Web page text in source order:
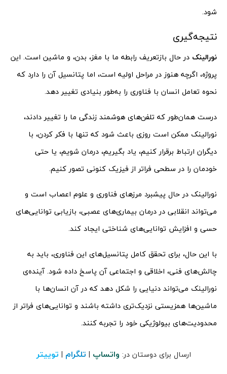
شود.
نتیجه‌گیری
نورالینک در حال بازتعریف رابطه ما با مغز، بدن، و ماشین است. این
پروژه، اگرچه هنوز در مراحل اولیه است، اما پتانسیل آن را دارد که
نحوه تعامل انسان با فناوری را به‌طور بنیادی تغییر دهد.
درست همان‌طور که تلفن‌های هوشمند زندگی ما را تغییر دادند،
نورالینک ممکن است روزی باعث شود که تنها با فکر کردن، با
دیگران ارتباط برقرار کنیم، یاد بگیریم، درمان شویم، یا حتی
خودمان را در سطحی فراتر از فیزیک کنونی تصور کنیم.
نورالینک در حال پیشبرد مرزهای فناوری و علوم اعصاب است و
می‌تواند انقلابی در درمان بیماری‌های عصبی، بازیابی توانایی‌های
حسی و افزایش توانایی‌های شناختی ایجاد کند.
با این حال، برای تحقق کامل پتانسیل‌های این فناوری، باید به
چالش‌های فنی، اخلاقی و اجتماعی آن پاسخ داده شود. آینده‌ی
نورالینک می‌تواند دنیایی را شکل دهد که در آن انسان‌ها با
ماشین‌ها همزیستی نزدیک‌تری داشته باشند و توانایی‌های فراتر از
محدودیت‌های بیولوژیکی خود را تجربه کنند.
ارسال برای دوستان در: واتساپ | تلگرام | توییتر